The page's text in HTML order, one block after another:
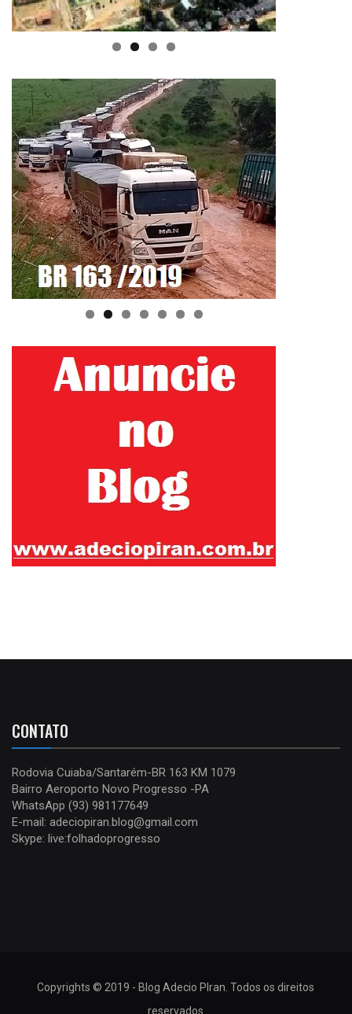
CONTATO
Rodovia Cuiaba/Santarém-BR 163 KM 1079
Bairro Aeroporto Novo Progresso -PA
WhatsApp (93) 981177649
E-mail: adeciopiran.blog@gmail.com
Skype: live:folhadoprogresso
Copyrights © 2019 - Blog Adecio PIran. Todos os direitos
reservados